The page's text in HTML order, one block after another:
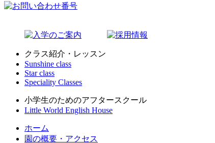
クラス紹介・レッスン
Sunshine class
Star class
Speciality Classes
小学生のためのアフタースクール
Little World English House
ホーム
園の概要・アクセス